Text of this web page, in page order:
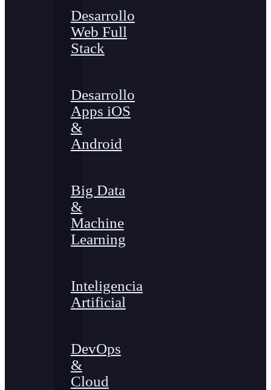
Desarrollo
Web Full
Stack
Desarrollo
Apps iOS
&
Android
Big Data
&
Machine
Learning
Inteligencia
Artificial
DevOps
&
Cloud